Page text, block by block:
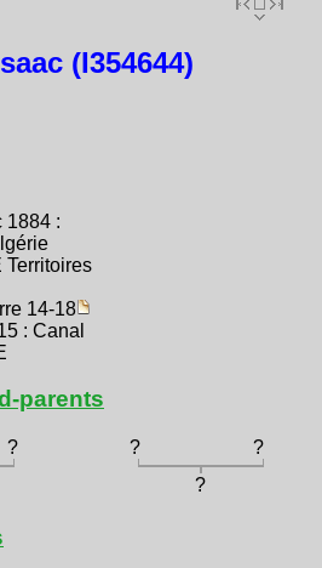
(I354644)
1884 :
Territoires
14-18
: Canal
parents
? ?
?
?